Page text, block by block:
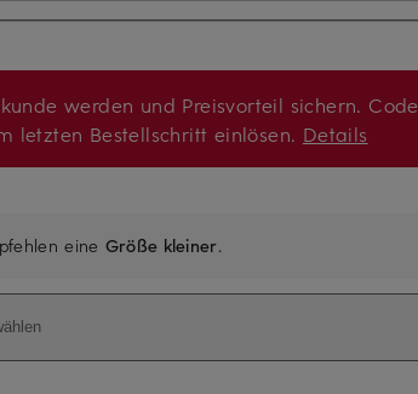
werden und Preisvorteil sichern. Code
letzten Bestellschritt einlösen. Details
eine Größe kleiner.